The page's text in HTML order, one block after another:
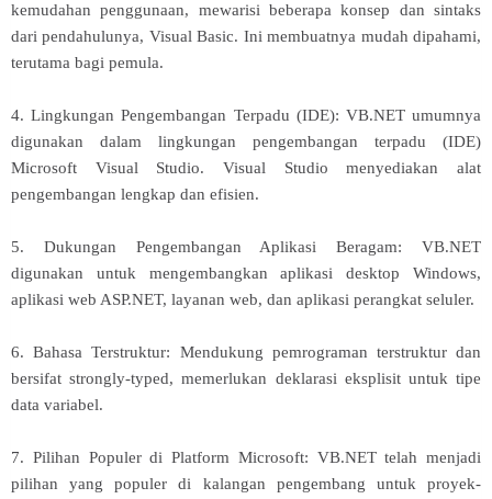
kemudahan penggunaan, mewarisi beberapa konsep dan sintaks
dari pendahulunya, Visual Basic. Ini membuatnya mudah dipahami,
terutama bagi pemula.
4. Lingkungan Pengembangan Terpadu (IDE): VB.NET umumnya
digunakan dalam lingkungan pengembangan terpadu (IDE)
Microsoft Visual Studio. Visual Studio menyediakan alat
pengembangan lengkap dan efisien.
5. Dukungan Pengembangan Aplikasi Beragam: VB.NET
digunakan untuk mengembangkan aplikasi desktop Windows,
aplikasi web ASP.NET, layanan web, dan aplikasi perangkat seluler.
6. Bahasa Terstruktur: Mendukung pemrograman terstruktur dan
bersifat strongly-typed, memerlukan deklarasi eksplisit untuk tipe
data variabel.
7. Pilihan Populer di Platform Microsoft: VB.NET telah menjadi
pilihan yang populer di kalangan pengembang untuk proyek-